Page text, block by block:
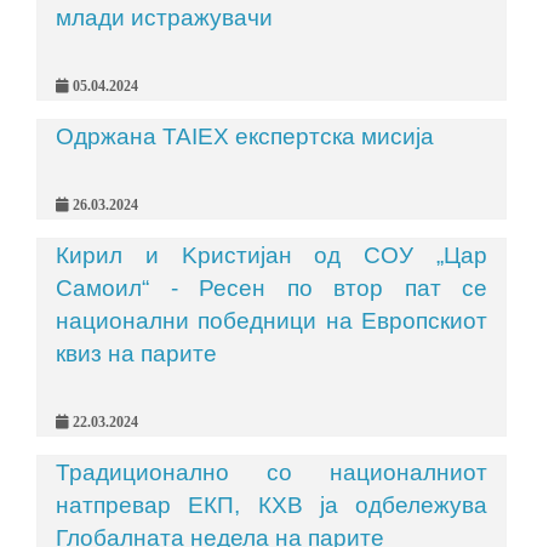
млади истражувачи
05.04.2024
Одржана TAIEX експертска мисија
26.03.2024
Кирил и Kристијан од СОУ „Цар
Самоил“ - Ресен по втор пат се
национални победници на Eвропскиoт
квиз на парите
22.03.2024
Традиционално со националниот
натпревар ЕКП, КХВ ја одбележува
Глобалната недела на парите